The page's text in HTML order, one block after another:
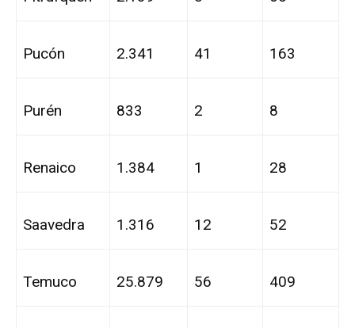
Pucón 2.341 41 163
Purén 833 2 8
Renaico 1.384 1 28
Saavedra 1.316 12 52
Temuco 25.879 56 409